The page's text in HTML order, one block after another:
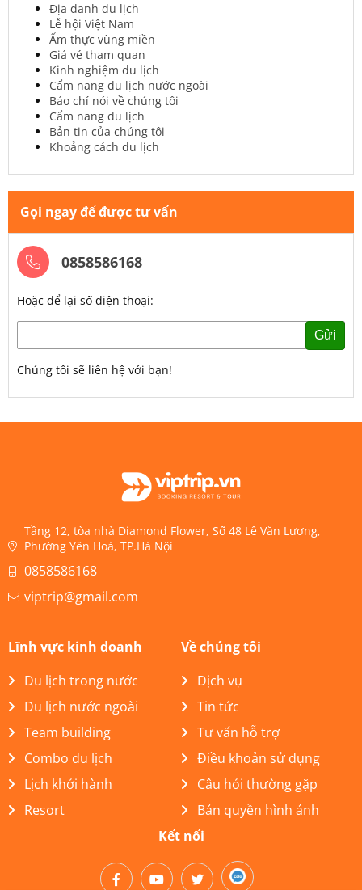
Địa danh du lịch
Lễ hội Việt Nam
Ẩm thực vùng miền
Giá vé tham quan
Kinh nghiệm du lịch
Cẩm nang du lịch nước ngoài
Báo chí nói về chúng tôi
Cẩm nang du lịch
Bản tin của chúng tôi
Khoảng cách du lịch
Gọi ngay để được tư vấn
0858586168
Hoặc để lại số điện thoại:
Gửi
Chúng tôi sẽ liên hệ với bạn!
Tầng 12, tòa nhà Diamond Flower, Số 48 Lê Văn Lương,
Phường Yên Hoà, TP.Hà Nội
0858586168
viptrip@gmail.com
Lĩnh vực kinh doanh
Du lịch trong nước
Du lịch nước ngoài
Team building
Combo du lịch
Lịch khởi hành
Resort
Về chúng tôi
Dịch vụ
Tin tức
Tư vấn hỗ trợ
Điều khoản sử dụng
Câu hỏi thường gặp
Bản quyền hình ảnh
Kết nối